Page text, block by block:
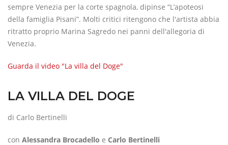
sempre Venezia per la corte spagnola, dipinse “L’apoteosi
della famiglia Pisani”. Molti critici ritengono che l'artista abbia
ritratto proprio Marina Sagredo nei panni dell'allegoria di
Venezia.
Guarda il video "La villa del Doge"
LA VILLA DEL DOGE
di Carlo Bertinelli
con Alessandra Brocadello e Carlo Bertinelli